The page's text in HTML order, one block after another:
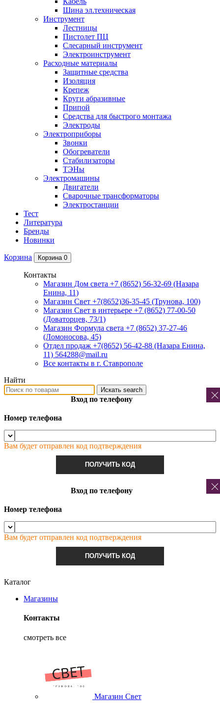
Шина эл.техническая
Инструмент
Лестницы
Пистолет ПЦ
Слесарный инструмент
Электроинструмент
Расходные материалы
Защитные средства
Изоляция
Крепеж
Круги абразивные
Припой
Средства для быстрого монтажа
Электроды
Электроприборы
Звонки
Обогреватели
Стабилизаторы
ТЭНы
Электромашины
Двигатели
Сварочные трансформаторы
Электростанции
Тест
Литература
Бренды
Новинки
Корзина Корзина 0
Контакты
Магазин Дом света +7 (8652) 56-32-69 (Назара
Енина, 11)
Магазин Свет +7(8652)36-35-45 (Трунова, 100)
Магазин Свет в интерьере +7 (8652) 77-00-50
(Доваторцев, 73/1)
Магазин Формула света +7 (8652) 37-27-46
(Ломоносова, 45)
Отдел продаж +7(8652) 56-42-88 (Назара Енина,
11) 564288@mail.ru
Все контакты в г. Ставрополе
Найти
Искать search
Вход по телефону
Номер телефона
Вам будет отправлен код подтверждения
ПОЛУЧИТЬ КОД
Вход по телефону
Номер телефона
Вам будет отправлен код подтверждения
ПОЛУЧИТЬ КОД
Каталог
Магазины
Контакты
смотреть все
Магазин Свет